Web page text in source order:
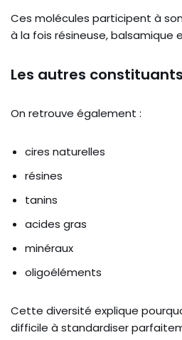
Ces molécules participent à
à la fois résineuse, balsamique
Les autres constituants
On retrouve également :
cires naturelles
résines
tanins
acides gras
minéraux
oligoéléments
Cette diversité explique
difficile à standardiser